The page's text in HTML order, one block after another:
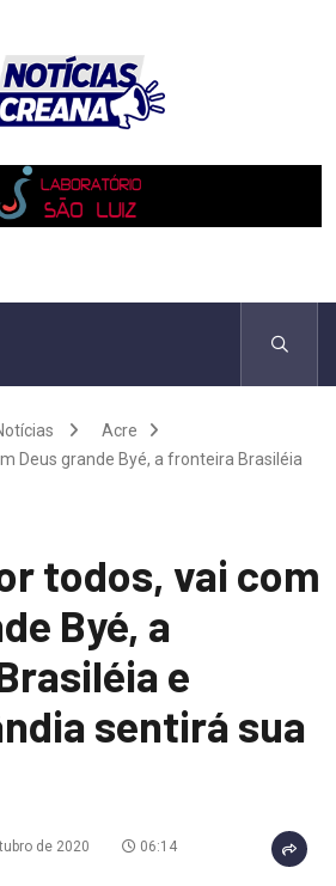
Acre
Deus grande Byé, a fronteira Brasiléia
todos, vai com
Byé, a
e
sentirá sua
de 2020 06:14